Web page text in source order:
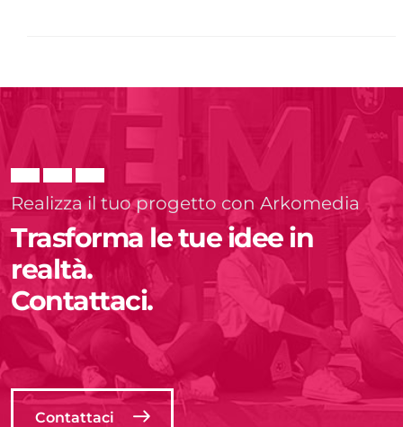
Realizza il tuo progetto con Arkomedia
Trasforma le tue idee in
realtà.
Contattaci.
Contattaci